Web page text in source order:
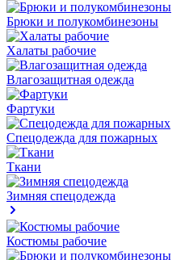
Брюки и полукомбинезоны
Халаты рабочие
Влагозащитная одежда
Фартуки
Спецодежда для пожарных
Ткани
Зимняя спецодежда
Костюмы рабочие